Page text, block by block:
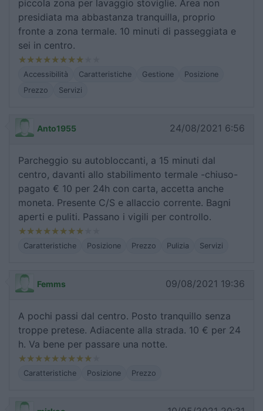
piccola zona per lavaggio stoviglie. Area non
presidiata ma abbastanza tranquilla, proprio
fronte a zona termale. 10 minuti di passeggiata e
sei in centro.
Accessibilità Caratteristiche Gestione
Posizione
Prezzo
Servizi
Anto1955 24/08/2021 6:56
Parcheggio su autobloccanti, a 15 minuti dal
centro, davanti allo stabilimento termale -chiuso-
pagato € 10 per 24h con carta, accetta anche
moneta. Presente C/S e allaccio corrente. Bagni
aperti e puliti. Passano i vigili per controllo.
Caratteristiche Posizione Prezzo Pulizia Servizi
Femms 09/08/2021 19:36
A pochi passi dal centro. Posto tranquillo senza
troppe pretese. Adiacente alla strada. 10 € per 24
h. Va bene per passare una notte.
Caratteristiche Posizione Prezzo